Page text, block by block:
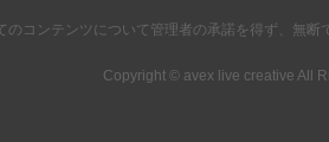
のコンテンツについて管理者の承諾を得ず、無断
Copyright © avex live creative All